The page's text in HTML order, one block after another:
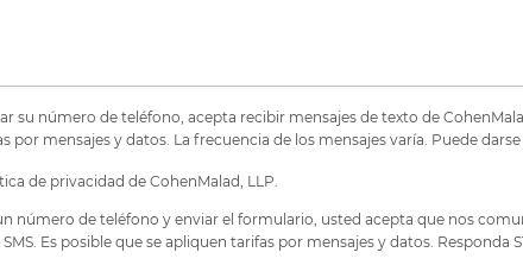
su número de teléfono, acepta recibir mensajes de texto de
por mensajes y datos. La frecuencia de los mensajes varía. Puede
de privacidad de CohenMalad, LLP.
número de teléfono y enviar el formulario, usted acepta que nos
Es posible que se apliquen tarifas por mensajes y datos. Responda